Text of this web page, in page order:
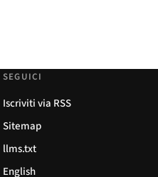
SEGUICI
Iscriviti via RSS
Sitemap
llms.txt
English